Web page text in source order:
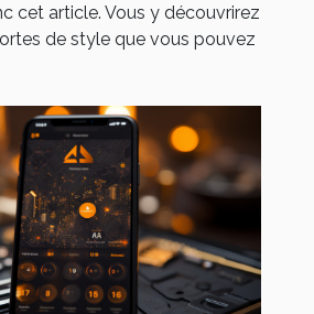
cet article. Vous y découvrirez
de style que vous pouvez